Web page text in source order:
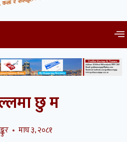
छु म
माघ ३, २०८१